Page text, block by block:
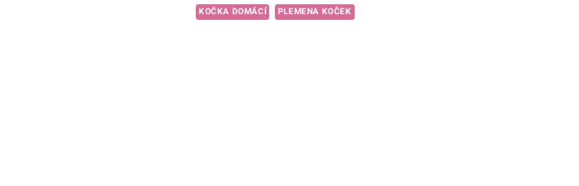
KOČKA DOMÁCÍ PLEMENA KOČEK